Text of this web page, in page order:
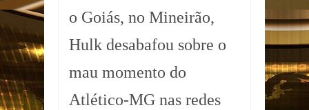
o Goiás, no Mineirão,
Hulk desabafou sobre o
mau momento do
Atlético-MG nas redes